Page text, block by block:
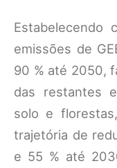
Estabelecendo
emissões de
90 % até 2050,
das restantes
solo e
trajetória de
e 55 % até